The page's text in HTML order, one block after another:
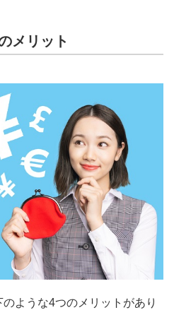
メリット
ような4つのメリットがあり